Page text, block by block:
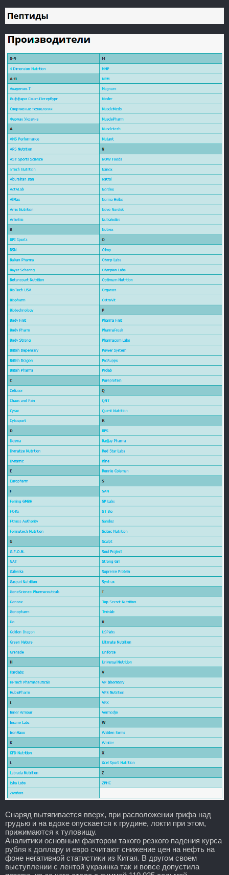
Снаряд вытягивается вверх, при расположении грифа над
грудью и на вдохе опускается к грудине, локти при этом,
прижимаются к туловищу.
Аналитики основным фактором такого резкого падения курса
рубля к доллару и евро считают снижение цен на нефть на
фоне негативной статистики из Китая. В другом своем
выступлении с лентой украинка так и вовсе допустила